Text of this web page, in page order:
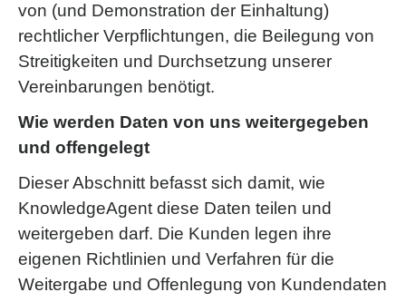
von (und Demonstration der Einhaltung)
rechtlicher Verpflichtungen, die Beilegung von
Streitigkeiten und Durchsetzung unserer
Vereinbarungen benötigt.
Wie werden Daten von uns weitergegeben
und offengelegt
Dieser Abschnitt befasst sich damit, wie
KnowledgeAgent diese Daten teilen und
weitergeben darf. Die Kunden legen ihre
eigenen Richtlinien und Verfahren für die
Weitergabe und Offenlegung von Kundendaten